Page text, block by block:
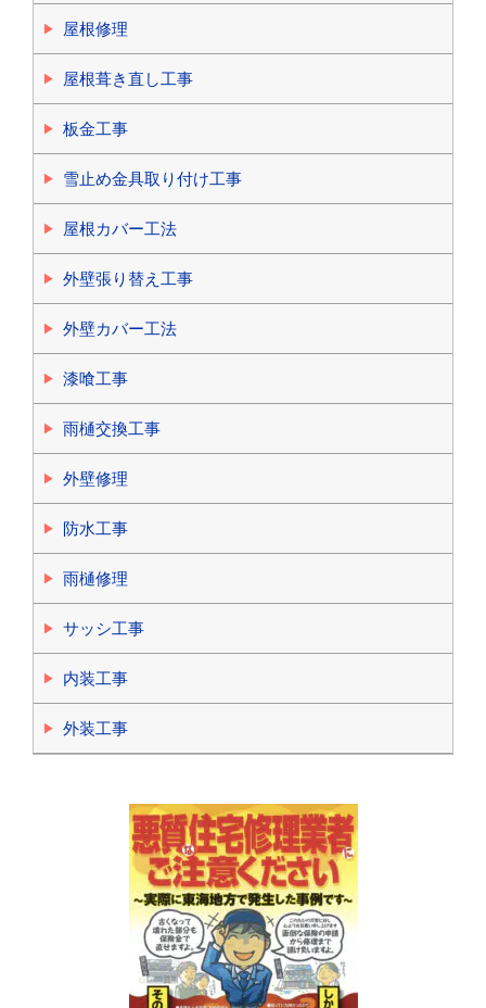
屋根修理
屋根葺き直し工事
板金工事
雪止め金具取り付け工事
屋根カバー工法
外壁張り替え工事
外壁カバー工法
漆喰工事
雨樋交換工事
外壁修理
防水工事
雨樋修理
サッシ工事
内装工事
外装工事